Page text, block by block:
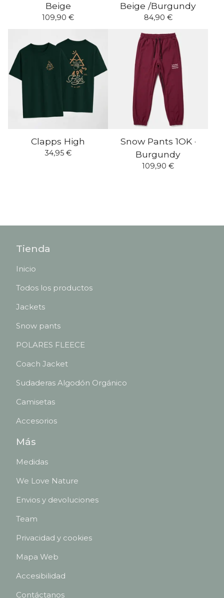
Beige
109,90 €
Beige /Burgundy
84,90 €
Clapps High
34,95 €
Snow Pants 1OK ·
Burgundy
109,90 €
Tienda
Inicio
Todos los productos
Jackets
Snow pants
POLARES FLEECE
Coach Jacket
Sudaderas Algodón Orgánico
Camisetas
Accesorios
Más
Medidas
We Love Nature
Envios y devoluciones
Team
Privacidad y cookies
Mapa Web
Accesibilidad
Contáctanos